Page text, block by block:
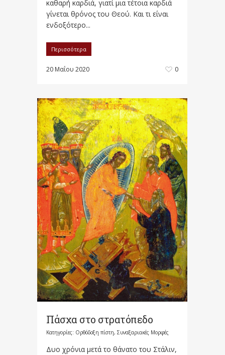
καθαρή καρδιά, γιατί μια τέτοια καρδιά
γίνεται θρόνος του Θεού. Και τι είναι
ενδοξότερο...
Περισσότερα
20 Μαΐου 2020 0
Πάσχα στο στρατόπεδο
Κατηγορίες: Ορθόδοξη πίστη, Συναξαριακές Μορφές
Δυο χρόνια μετά το θάνατο του Στάλιν,